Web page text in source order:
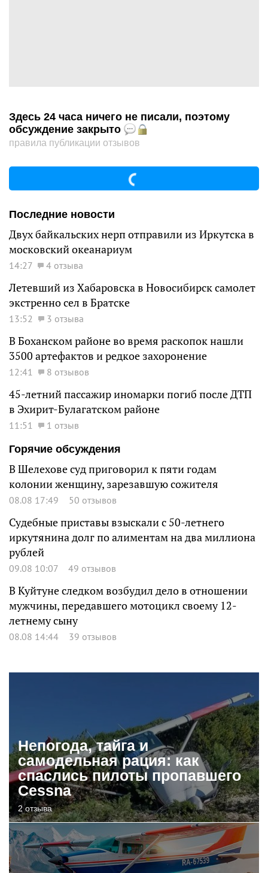
Здесь 24 часа ничего не писали, поэтому
обсуждение закрыто
правила публикации отзывов
Последние новости
Двух байкальских нерп отправили из Иркутска в
московский океанариум
14:27 4 отзыва
Летевший из Хабаровска в Новосибирск самолет
экстренно сел в Братске
13:52 3 отзыва
В Боханском районе во время раскопок нашли
3500 артефактов и редкое захоронение
12:41 8 отзывов
45-летний пассажир иномарки погиб после ДТП
в Эхирит-Булагатском районе
11:51
1 отзыв
Горячие обсуждения
В Шелехове суд приговорил к пяти годам
колонии женщину, зарезавшую сожителя
08.08 17:49 50 отзывов
Судебные приставы взыскали с 50-летнего
иркутянина долг по алиментам на два миллиона
рублей
09.08 10:07 49 отзывов
В Куйтуне следком возбудил дело в отношении
мужчины, передавшего мотоцикл своему 12-
летнему сыну
08.08 14:44 39 отзывов
Непогода, тайга и
самодельная рация: как
спаслись пилоты пропавшего
Cessna
2 отзыва